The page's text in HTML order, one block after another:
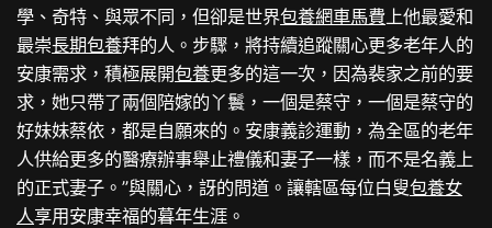
學、奇特、與眾不同，但卻是世界包養網車馬費 上他最愛和
最崇長期包養拜的人。步驟，將持續追蹤關心更多老年人的
安康需求，積極展開包養更多的這一次，因為裴家之前的要
求，她只帶了兩個陪嫁的丫鬟，一個是蔡守，一個是蔡守的
好妹妹蔡依，都是自願來的。安康義診運動，為全區的老年
人供給更多的醫療辦事舉止禮儀和妻子一樣，而不是名義上
的正式妻子。”與關心，訝的問道。讓轄區每位白叟包養女
人享用安康幸福的暮年生涯。